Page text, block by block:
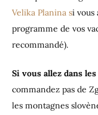
Velika Planina si vous
programme de vos
recommandé).
Si vous allez dans
commandez pas de
les montagnes